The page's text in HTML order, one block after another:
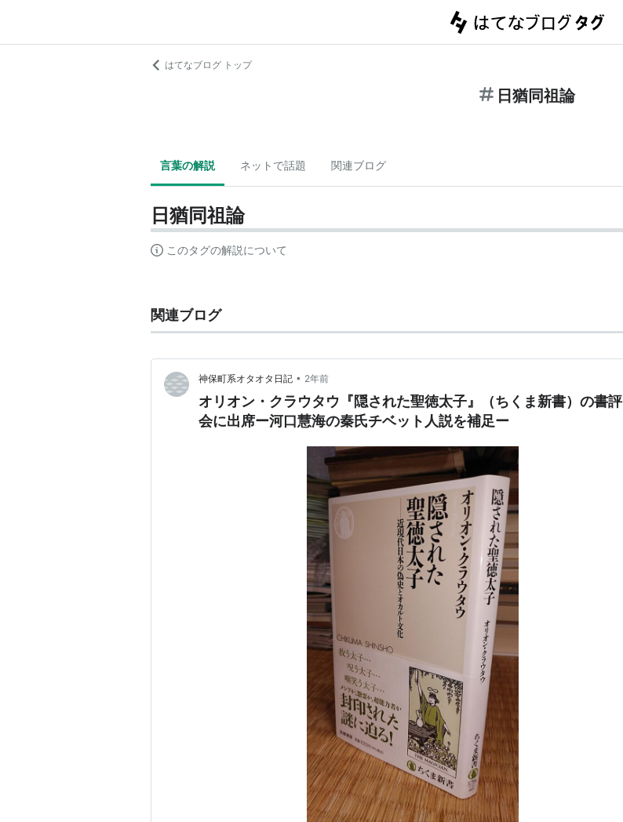
はてなブログ トップ
日猶同祖論
言葉の解説 ネットで話題 関連ブログ
日猶同祖論
このタグの解説について
関連ブログ
神保町系オタオタ日記 • 2年前
オリオン・クラウタウ『隠された聖徳太子』（ちくま新書）の書評
会に出席ー河口慧海の秦氏チベット人説を補足ー